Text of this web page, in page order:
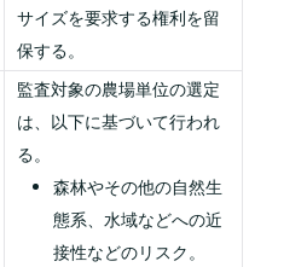
サイズを要求する権利を留
保する。
監査対象の農場単位の選定
は、以下に基づいて行われ
る。
森林やその他の自然生
態系、水域などへの近
接性などのリスク。